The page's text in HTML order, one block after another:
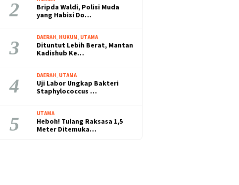
2
Bripda Waldi, Polisi Muda
yang Habisi Do…
3 DAERAH HUKUM UTAMA
Dituntut Lebih Berat, Mantan
Kadishub Ke…
4 DAERAH UTAMA
Uji Labor Ungkap Bakteri
Staphylococcus …
5 UTAMA
Heboh! Tulang Raksasa 1,5
Meter Ditemuka…